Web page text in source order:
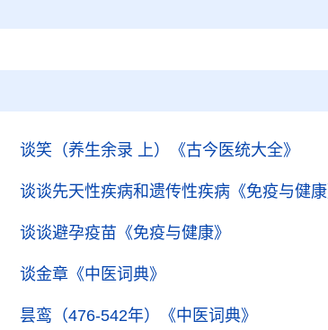
谈笑（养生余录 上） 《古今医统大全》
谈谈先天性疾病和遗传性疾病 《免疫与健康
谈谈避孕疫苗 《免疫与健康》
谈金章 《中医词典》
昙鸾（476-542年） 《中医词典》